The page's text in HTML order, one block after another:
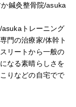
鍼灸整骨院/asuka
トレーニング
門の治療家/体幹ト
リートから一般の
なる素晴らしさを
りなどの自宅でで